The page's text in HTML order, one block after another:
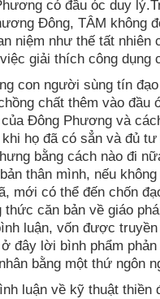
có đầu óc duy
Ðông, TÂM không
niệm như thế tất nhiên
giải thích công dụng
con người sùng tín
chất thêm vào đầu
Ðông Phương và
khi họ đã có sẳn và đủ
bằng cách nào đi
thân mình, nếu
mới có thể đến chốn
thức căn bản về giáo
luận, vốn được
đây lời bình phẩm
bằng một thứ ngôn
luận về kỹ thuật thiền